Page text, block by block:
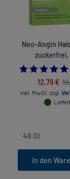
Neo-Angin
zuckerfrei,
12,79 €
inkl. MwSt. zzgl.
In den